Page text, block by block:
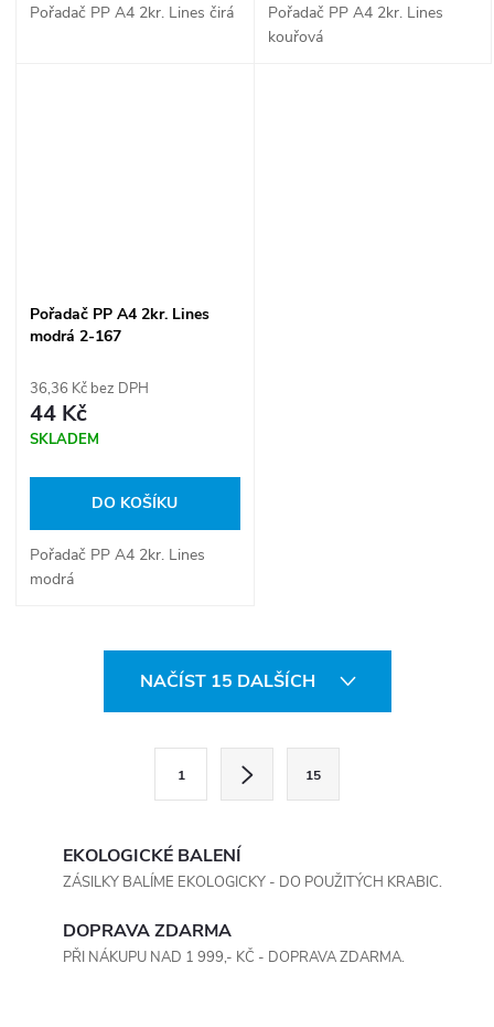
Pořadač PP A4 2kr. Lines čirá
Pořadač PP A4 2kr. Lines
kouřová
Pořadač PP A4 2kr. Lines
modrá 2-167
36,36 Kč bez DPH
44 Kč
SKLADEM
DO KOŠÍKU
Pořadač PP A4 2kr. Lines
modrá
NAČÍST 15 DALŠÍCH
1 15
EKOLOGICKÉ BALENÍ
ZÁSILKY BALÍME EKOLOGICKY - DO POUŽITÝCH KRABIC.
DOPRAVA ZDARMA
PŘI NÁKUPU NAD 1 999,- KČ - DOPRAVA ZDARMA.